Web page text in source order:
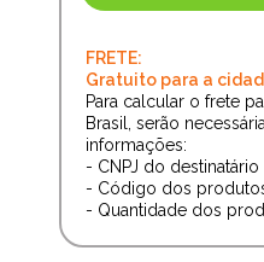
FRETE:
Gratuito para a
Para calcular o frete
Brasil, serão
informações:
- CNPJ do destinatário
- Código dos
- Quantidade dos